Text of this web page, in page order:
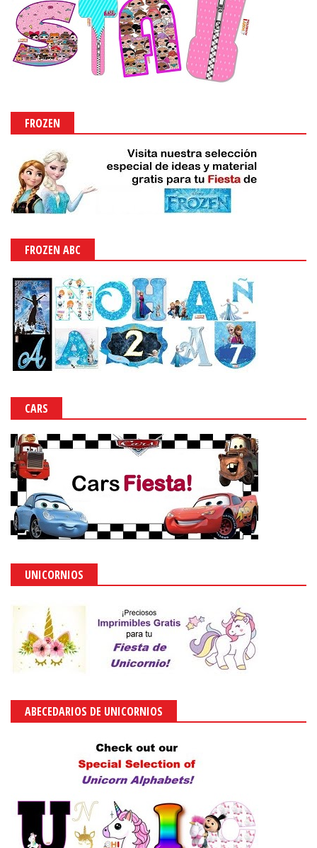
FROZEN
FROZEN ABC
CARS
UNICORNIOS
ABECEDARIOS DE UNICORNIOS